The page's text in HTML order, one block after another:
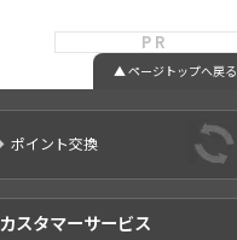
P R
▲ ページトップへ戻る
ポイント交換
カスタマーサービス